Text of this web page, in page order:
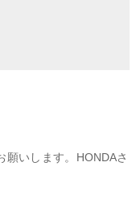
願いします。HONDAさ